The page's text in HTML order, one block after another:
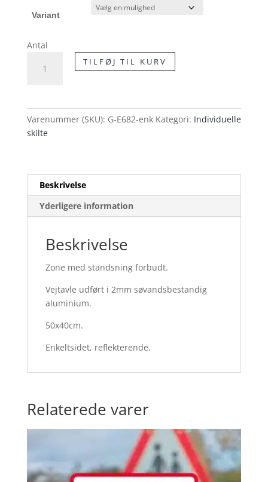
Variant
Antal
Zone
enkeltsidet
TILFØJ TIL KURV
Varenummer (SKU): G-E682-enk Kategori: Individuelle
skilte
Beskrivelse
Yderligere information
Beskrivelse
Zone med standsning forbudt.
Vejtavle udført i 2mm søvandsbestandig
aluminium.
50x40cm.
Enkeltsidet, reflekterende.
Relaterede varer